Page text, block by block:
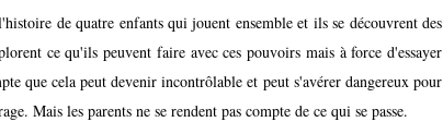
de quatre enfants qui jouent ensemble et ils se découvrent des
ce qu'ils peuvent faire avec ces pouvoirs mais à force d'essayer
que cela peut devenir incontrôlable et peut s'avérer dangereux pour
Mais les parents ne se rendent pas compte de ce qui se passe.